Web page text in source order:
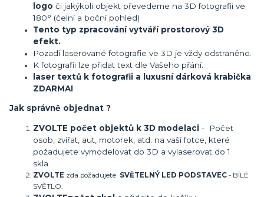
logo či jakýkoli objekt převedeme na 3D fotografii ve
180° (čelní a boční pohled)
Tento typ zpracování vytváří prostorový 3D
efekt.
Pozadí laserované fotografie ve 3D je vždy odstraněno.
K fotografii lze přidat text dle Vašeho přání.
laser textů k fotografii a luxusní dárková krabička
ZDARMA!
Jak správně objednat ?
ZVOLTE počet objektů k 3D modelaci - Počet
osob, zvířat, aut, motorek, atd. na vaší fotce, které
požadujete vymodelovat do 3D a vylaserovat do 1
skla.
ZVOLTE zda požadujete SVĚTELNÝ LED PODSTAVEC - BÍLÉ
SVĚTLO.